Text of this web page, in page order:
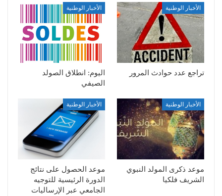
الأخبار الوطنية
تراجع عدد حوادث المرور
الأخبار الوطنية
اليوم: انطلاق الصولد
الصيفي
الأخبار الوطنية
موعد ذكرى المولد النبوي
الشريف فلكيا
الأخبار الوطنية
موعد الحصول على نتائج
الدورة الرئيسية للتوجيه
الجامعي عبر الإرساليات